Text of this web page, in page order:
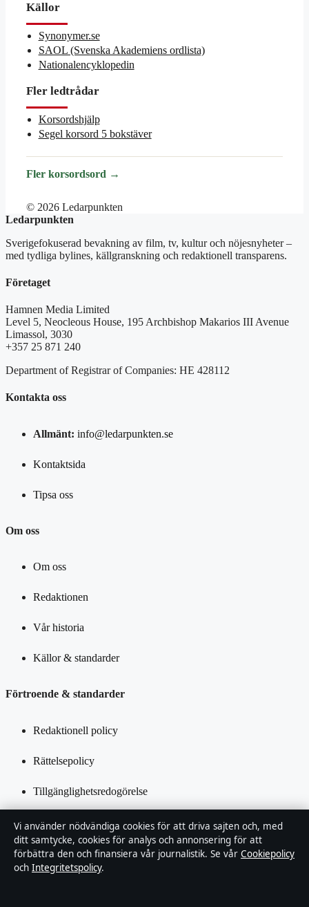
Källor
Synonymer.se
SAOL (Svenska Akademiens ordlista)
Nationalencyklopedin
Fler ledtrådar
Korsordshjälp
Segel korsord 5 bokstäver
Fler korsordsord →
© 2026 Ledarpunkten
Ledarpunkten
Sverigefokuserad bevakning av film, tv, kultur och nöjesnyheter –
med tydliga bylines, källgranskning och redaktionell transparens.
Företaget
Hamnen Media Limited
Level 5, Neocleous House, 195 Archbishop Makarios III Avenue
Limassol, 3030
+357 25 871 240
Department of Registrar of Companies: HE 428112
Kontakta oss
Allmänt: info@ledarpunkten.se
Kontaktsida
Tipsa oss
Om oss
Om oss
Redaktionen
Vår historia
Källor & standarder
Förtroende & standarder
Redaktionell policy
Rättelsepolicy
Tillgänglighetsredogörelse
Integritetspolicy
Kändisar & integritet
Vi använder nödvändiga cookies för att driva sajten och, med
ditt samtycke, cookies för analys och annonsering för att
förbättra den och finansiera vår journalistik. Se vår Cookiepolicy
och Integritetspolicy.